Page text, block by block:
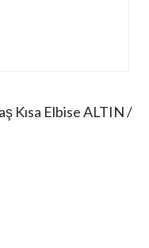
Kısa Elbise ALTIN /